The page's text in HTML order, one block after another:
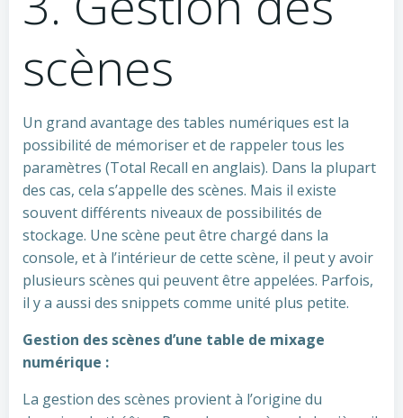
scènes
Un grand avantage des tables numériques est la
possibilité de mémoriser et de rappeler tous les
paramètres (Total Recall en anglais). Dans la plupart
des cas, cela s’appelle des scènes. Mais il existe
souvent différents niveaux de possibilités de
stockage. Une scène peut être chargé dans la
console, et à l’intérieur de cette scène, il peut y avoir
plusieurs scènes qui peuvent être appelées. Parfois,
il y a aussi des snippets comme unité plus petite.
Gestion des scènes d’une table de mixage
numérique :
La gestion des scènes provient à l’origine du